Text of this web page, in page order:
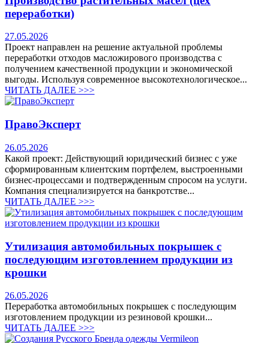
переработки)
27.05.2026
Проект направлен на решение актуальной проблемы
переработки отходов масложирового производства с
получением качественной продукции и экономической
выгоды. Используя современное высокотехнологическое...
ЧИТАТЬ ДАЛЕЕ >>>
ПравоЭксперт
26.05.2026
Какой проект: Действующий юридический бизнес с уже
сформированным клиентским портфелем, выстроенными
бизнес-процессами и подтвержденным спросом на услуги.
Компания специализируется на банкротстве...
ЧИТАТЬ ДАЛЕЕ >>>
Утилизация автомобильных покрышек с
последующим изготовлением продукции из
крошки
26.05.2026
Переработка автомобильных покрышек с последующим
изготовлением продукции из резиновой крошки...
ЧИТАТЬ ДАЛЕЕ >>>